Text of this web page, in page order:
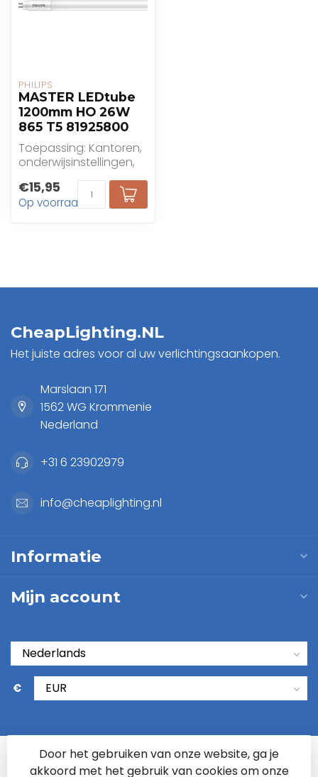
PHILIPS
MASTER LEDtube
1200mm HO 26W
865 T5 81925800
Toepassing: Kantoren,
onderwijsinstellingen,
detailhandel ,
industriële ruimten,...
€15,95
Op voorraad
CheapLighting.NL
Het juiste adres voor al uw verlichtingsaankopen.
Marslaan 171
1562 WG Krommenie
Nederland
+31 6 23902979
info@cheaplighting.nl
Informatie
Mijn account
€
Door het gebruiken van onze website, ga je
akkoord met het gebruik van cookies om onze